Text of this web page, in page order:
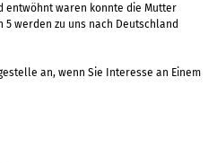
entwöhnt waren konnte die Mutter
werden zu uns nach Deutschland
an, wenn Sie Interesse an Einem